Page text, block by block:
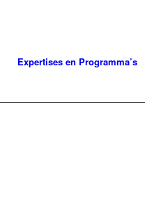
Expertises en Programma’s